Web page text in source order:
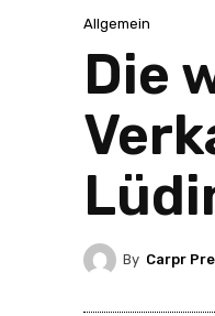
Allgemein
Die
By Carpr